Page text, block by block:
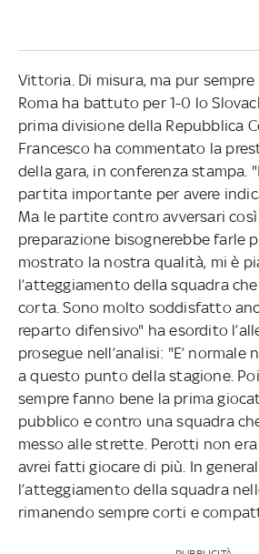
Vittoria. Di misura, ma pur
Roma ha battuto per 1-0 lo
prima divisione della Repubblica
Francesco ha commentato la
della gara, in conferenza stampa.
partita importante per avere
Ma le partite contro avversari
preparazione bisognerebbe farle
mostrato la nostra qualità, mi è
l’atteggiamento della squadra
corta. Sono molto soddisfatto
reparto difensivo" ha esordito
prosegue nell’analisi: "E’ normale
a questo punto della stagione.
sempre fanno bene la prima
pubblico e contro una squadra
messo alle strette. Perotti non
avrei fatti giocare di più. In
l’atteggiamento della squadra
rimanendo sempre corti e